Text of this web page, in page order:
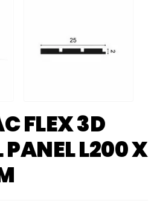
FLEX 3D
PANEL L200 X